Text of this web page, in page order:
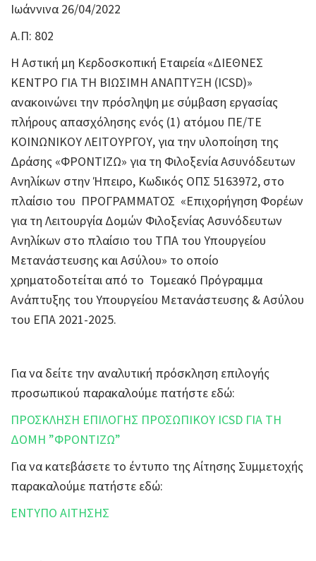
Ιωάννινα 26/04/2022
Α.Π: 802
Η Αστική μη Κερδοσκοπική Εταιρεία «ΔΙΕΘΝΕΣ
ΚΕΝΤΡΟ ΓΙΑ ΤΗ ΒΙΩΣΙΜΗ ΑΝΑΠΤΥΞΗ (ICSD)»
ανακοινώνει την πρόσληψη με σύμβαση εργασίας
πλήρους απασχόλησης ενός (1) ατόμου ΠΕ/ΤΕ
ΚΟΙΝΩΝΙΚΟΥ ΛΕΙΤΟΥΡΓΟΥ, για την υλοποίηση της
Δράσης «ΦΡΟΝΤΙΖΩ» για τη Φιλοξενία Ασυνόδευτων
Ανηλίκων στην Ήπειρο, Κωδικός ΟΠΣ 5163972, στο
πλαίσιο του ΠΡΟΓΡΑΜΜΑΤΟΣ «Επιχορήγηση Φορέων
για τη Λειτουργία Δομών Φιλοξενίας Ασυνόδευτων
Ανηλίκων στο πλαίσιο του ΤΠΑ του Υπουργείου
Μετανάστευσης και Ασύλου» το οποίο
χρηματοδοτείται από το Τομεακό Πρόγραμμα
Ανάπτυξης του Υπουργείου Μετανάστευσης & Ασύλου
του ΕΠΑ 2021-2025.
Για να δείτε την αναλυτική πρόσκληση επιλογής
προσωπικού παρακαλούμε πατήστε εδώ:
ΠΡΟΣΚΛΗΣΗ ΕΠΙΛΟΓΗΣ ΠΡΟΣΩΠΙΚΟΥ ICSD ΓΙΑ ΤΗ
ΔΟΜΗ ”ΦΡΟΝΤΙΖΩ”
Για να κατεβάσετε το έντυπο της Αίτησης Συμμετοχής
παρακαλούμε πατήστε εδώ:
ΕΝΤΥΠΟ ΑΙΤΗΣΗΣ